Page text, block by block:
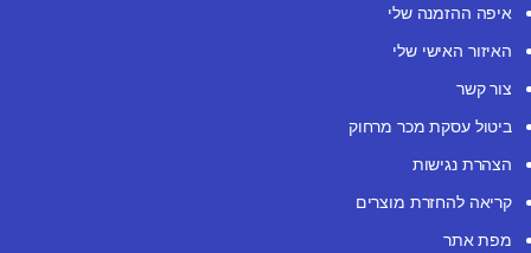
איפה ההזמנה שלי
האיזור האישי שלי
צור קשר
ביטול עסקת מכר מרחוק
הצהרת נגישות
קריאה להחזרת מוצרים
מפת אתר